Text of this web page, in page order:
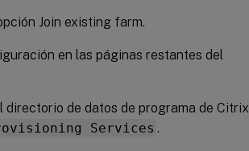
Join existing farm.
en las páginas restantes del
directorio de datos de programa de Citrix
Services .